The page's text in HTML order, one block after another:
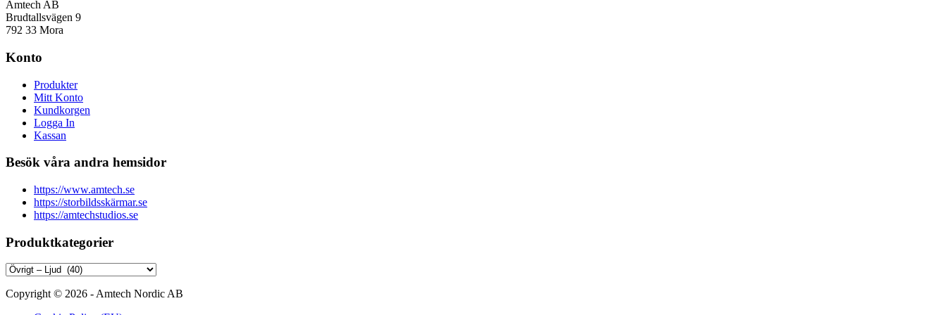
Amtech AB
Brudtallsvägen 9
792 33 Mora
Konto
Produkter
Mitt Konto
Kundkorgen
Logga In
Kassan
Besök våra andra hemsidor
https://www.amtech.se
https://storbildsskärmar.se
https://amtechstudios.se
Produktkategorier
Copyright © 2026 - Amtech Nordic AB